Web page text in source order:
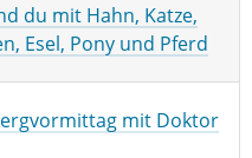
du mit Hahn, Katze,
Esel, Pony und Pferd
mit Doktor